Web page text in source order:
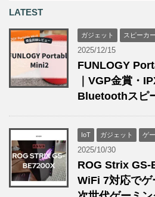
LATEST
ガジェット スピーカー
2025/12/15
FUNLOGY
｜VGP金賞・
Bluetoothスピ
IoT ガジェット ゲ
2025/10/30
ROG Strix GS-
WiFi 7対応でゲ